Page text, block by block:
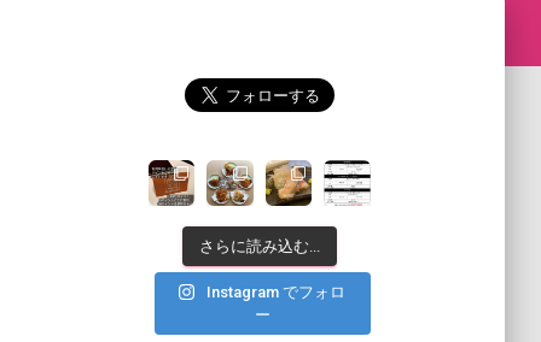
さらに読み込む...
Instagram でフォロ
ー